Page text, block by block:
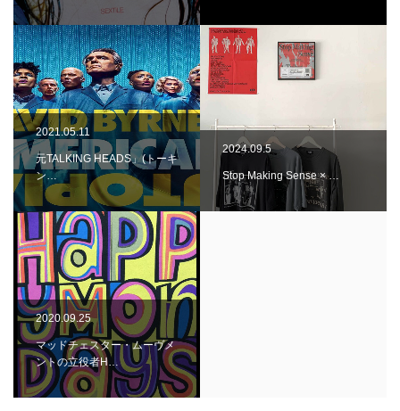
2021.05.11
元TALKING HEADS」(トーキ
ン…
2024.09.5
Stop Making Sense × …
2020.09.25
マッドチェスター・ムーヴメ
ントの立役者H…